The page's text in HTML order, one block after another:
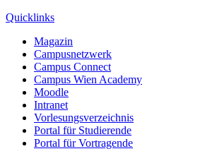
Quicklinks
Magazin
Campusnetzwerk
Campus Connect
Campus Wien Academy
Moodle
Intranet
Vorlesungsverzeichnis
Portal für Studierende
Portal für Vortragende